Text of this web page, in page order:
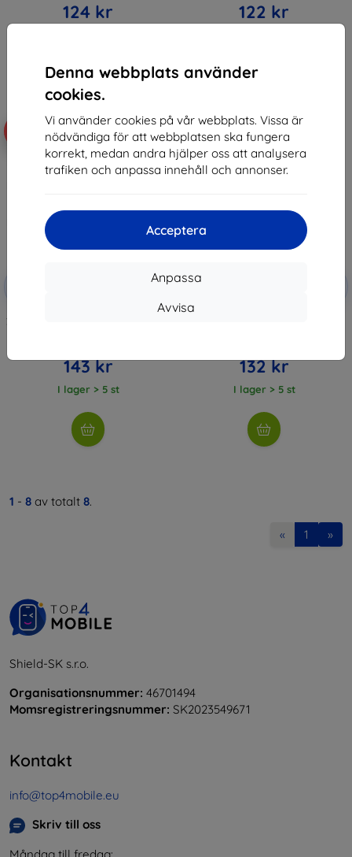
Denna webbplats använder
cookies.
Vi använder cookies på vår webbplats. Vissa är
nödvändiga för att webbplatsen ska fungera
korrekt, medan andra hjälper oss att analysera
trafiken och anpassa innehåll och annonser.
Acceptera
Anpassa
Avvisa
124 kr 122 kr
EXTRA10
3MK Folia ARC+ FS Xiaomi Redmi
143 kr
I lager > 5 st
-10%
-10%
132 kr
I lager > 5 st
1 - 8 av totalt 8.
« 1 »
Shield-SK s.r.o.
Organisationsnummer: 46701494
Momsregistreringsnummer: SK2023549671
Kontakt
info@top4mobile.eu
Skriv till oss